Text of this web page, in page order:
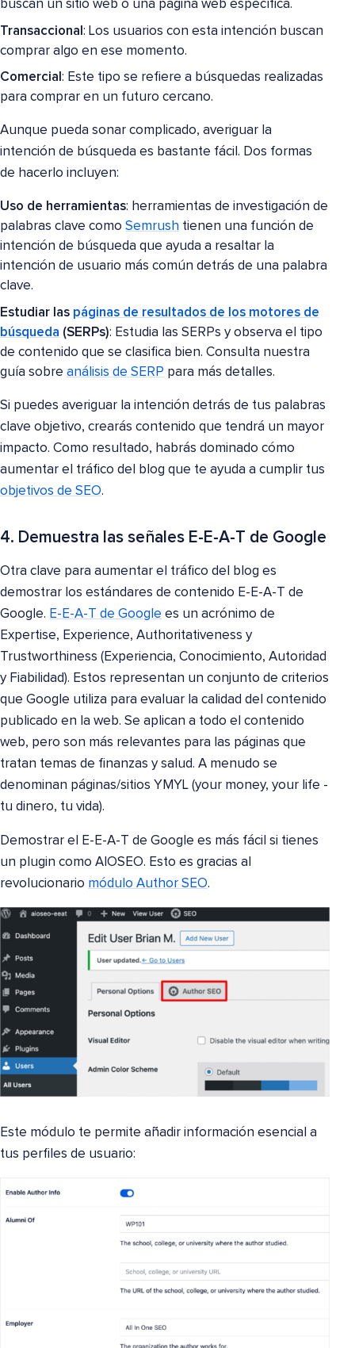
buscan un sitio web o una página web específica.
Transaccional : Los usuarios con esta intención buscan
comprar algo en ese momento.
Comercial : Este tipo se refiere a búsquedas realizadas
para comprar en un futuro cercano.
Aunque pueda sonar complicado, averiguar la
intención de búsqueda es bastante fácil. Dos formas
de hacerlo incluyen:
Uso de herramientas: herramientas de investigación de
palabras clave como Semrush tienen una función de
intención de búsqueda que ayuda a resaltar la
intención de usuario más común detrás de una palabra
clave.
Estudiar las páginas de resultados de los motores de
búsqueda (SERPs): Estudia las SERPs y observa el tipo
de contenido que se clasifica bien. Consulta nuestra
guía sobre análisis de SERP para más detalles.
Si puedes averiguar la intención detrás de tus palabras
clave objetivo, crearás contenido que tendrá un mayor
impacto. Como resultado, habrás dominado cómo
aumentar el tráfico del blog que te ayuda a cumplir tus
objetivos de SEO.
4. Demuestra las señales E-E-A-T de Google
Otra clave para aumentar el tráfico del blog es
demostrar los estándares de contenido E-E-A-T de
Google. E-E-A-T de Google es un acrónimo de
Expertise, Experience, Authoritativeness y
Trustworthiness (Experiencia, Conocimiento, Autoridad
y Fiabilidad). Estos representan un conjunto de criterios
que Google utiliza para evaluar la calidad del contenido
publicado en la web. Se aplican a todo el contenido
web, pero son más relevantes para las páginas que
tratan temas de finanzas y salud. A menudo se
denominan páginas/sitios YMYL (your money, your life -
tu dinero, tu vida).
Demostrar el E-E-A-T de Google es más fácil si tienes
un plugin como AIOSEO. Esto es gracias al
revolucionario módulo Author SEO.
Este módulo te permite añadir información esencial a
tus perfiles de usuario: